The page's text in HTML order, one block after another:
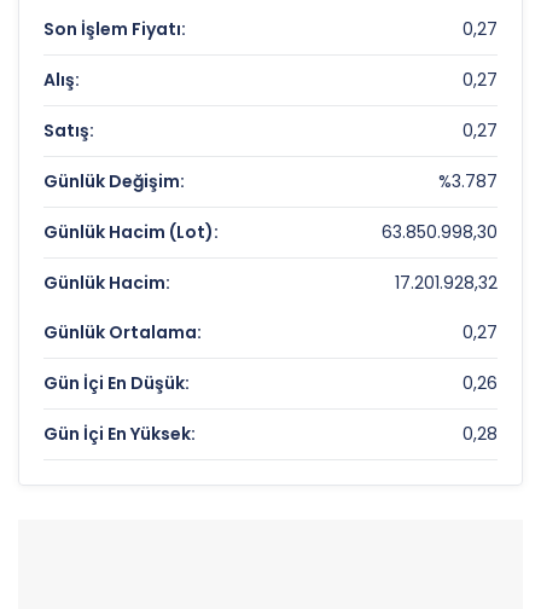
Son İşlem Fiyatı: 0,27
Alış: 0,27
Satış: 0,27
Günlük Değişim: %3.787
Günlük Hacim (Lot): 63.850.998,30
Günlük Hacim: 17.201.928,32
Günlük Ortalama: 0,27
Gün İçi En Düşük: 0,26
Gün İçi En Yüksek: 0,28